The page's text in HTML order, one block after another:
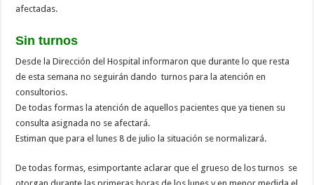
afectadas.
Sin turnos
Desde la Dirección del Hospital informaron que durante lo que resta
de esta semana no seguirán dando turnos para la atención en
consultorios.
De todas formas la atención de aquellos pacientes que ya tienen su
consulta asignada no se afectará.
Estiman que para el lunes 8 de julio la situación se normalizará.
De todas formas, esimportante aclarar que el grueso de los turnos se